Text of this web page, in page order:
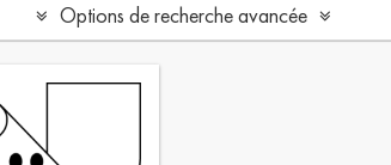
Options de recherche avancée